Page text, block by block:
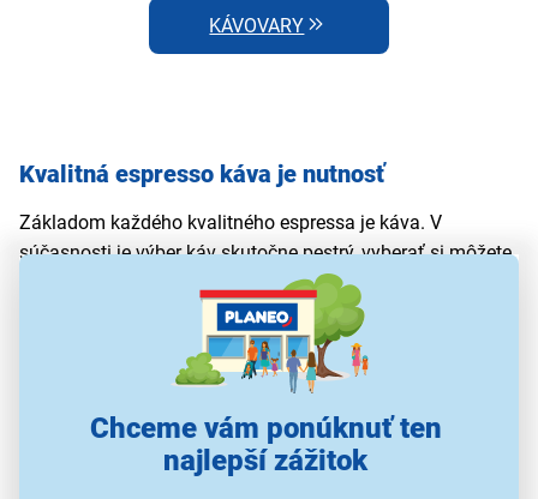
Chceme vám ponúknuť ten
najlepší zážitok
KÁVOVARY
Kvalitná espresso káva je nutnosť
Základom každého kvalitného espressa je káva. V
súčasnosti je výber káv skutočne pestrý, vyberať si môžete
nielen podľa značky, ale aj jej pôvodu. Praví kávičkári sa
často sústredia aj na to, z akého regiónu kávové zrná
pochádzajú a z akej odrody kávovníka boli vypestované.
Premyslite si, či uprednostnítearabiku alebo robustu
ovplyvňuje aj to,akým spôsobom bola káva zbieraná
akej nadmorskej výške rástla a pri akom stupni bola